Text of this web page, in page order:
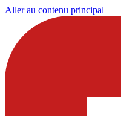
Aller au contenu principal